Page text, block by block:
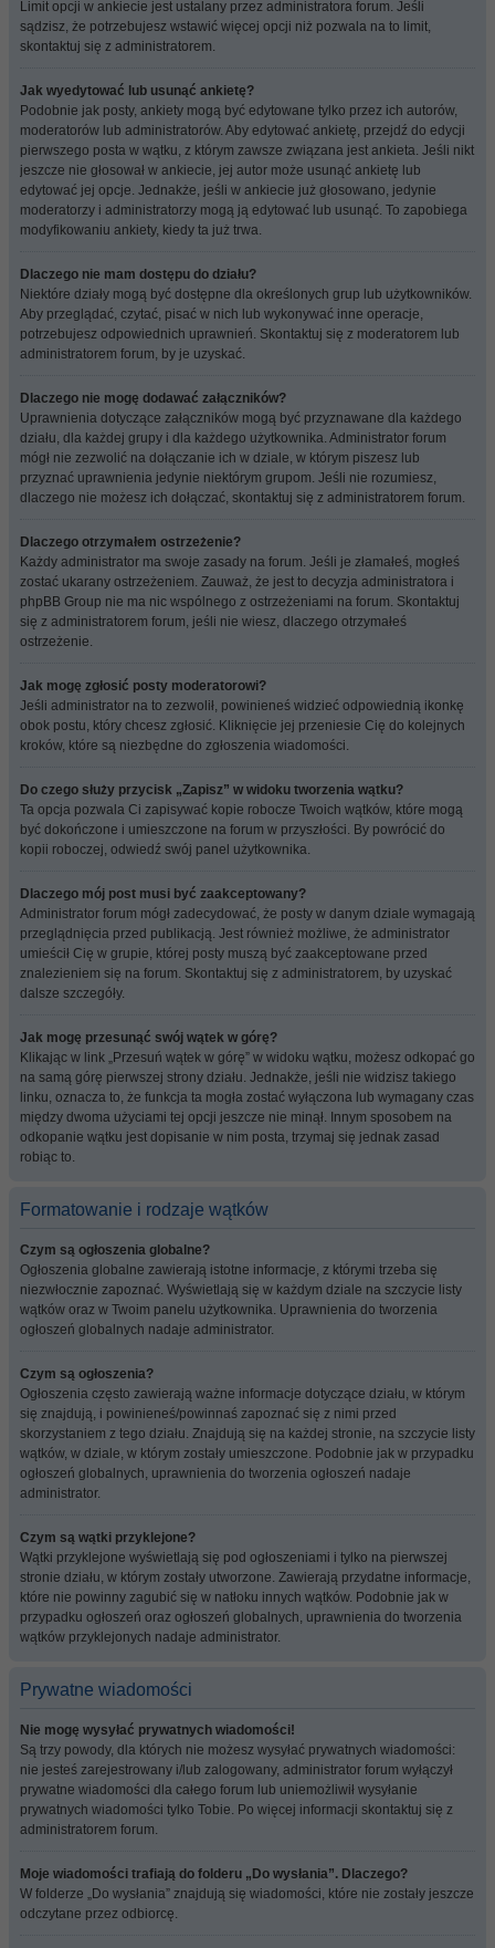
Limit opcji w ankiecie jest ustalany przez administratora forum. Jeśli
sądzisz, że potrzebujesz wstawić więcej opcji niż pozwala na to limit,
skontaktuj się z administratorem.
Jak wyedytować lub usunąć ankietę?
Podobnie jak posty, ankiety mogą być edytowane tylko przez ich autorów,
moderatorów lub administratorów. Aby edytować ankietę, przejdź do edycji
pierwszego posta w wątku, z którym zawsze związana jest ankieta. Jeśli nikt
jeszcze nie głosował w ankiecie, jej autor może usunąć ankietę lub
edytować jej opcje. Jednakże, jeśli w ankiecie już głosowano, jedynie
moderatorzy i administratorzy mogą ją edytować lub usunąć. To zapobiega
modyfikowaniu ankiety, kiedy ta już trwa.
Dlaczego nie mam dostępu do działu?
Niektóre działy mogą być dostępne dla określonych grup lub użytkowników.
Aby przeglądać, czytać, pisać w nich lub wykonywać inne operacje,
potrzebujesz odpowiednich uprawnień. Skontaktuj się z moderatorem lub
administratorem forum, by je uzyskać.
Dlaczego nie mogę dodawać załączników?
Uprawnienia dotyczące załączników mogą być przyznawane dla każdego
działu, dla każdej grupy i dla każdego użytkownika. Administrator forum
mógł nie zezwolić na dołączanie ich w dziale, w którym piszesz lub
przyznać uprawnienia jedynie niektórym grupom. Jeśli nie rozumiesz,
dlaczego nie możesz ich dołączać, skontaktuj się z administratorem forum.
Dlaczego otrzymałem ostrzeżenie?
Każdy administrator ma swoje zasady na forum. Jeśli je złamałeś, mogłeś
zostać ukarany ostrzeżeniem. Zauważ, że jest to decyzja administratora i
phpBB Group nie ma nic wspólnego z ostrzeżeniami na forum. Skontaktuj
się z administratorem forum, jeśli nie wiesz, dlaczego otrzymałeś
ostrzeżenie.
Jak mogę zgłosić posty moderatorowi?
Jeśli administrator na to zezwolił, powinieneś widzieć odpowiednią ikonkę
obok postu, który chcesz zgłosić. Kliknięcie jej przeniesie Cię do kolejnych
kroków, które są niezbędne do zgłoszenia wiadomości.
Do czego służy przycisk „Zapisz” w widoku tworzenia wątku?
Ta opcja pozwala Ci zapisywać kopie robocze Twoich wątków, które mogą
być dokończone i umieszczone na forum w przyszłości. By powrócić do
kopii roboczej, odwiedź swój panel użytkownika.
Dlaczego mój post musi być zaakceptowany?
Administrator forum mógł zadecydować, że posty w danym dziale wymagają
przeglądnięcia przed publikacją. Jest również możliwe, że administrator
umieścił Cię w grupie, której posty muszą być zaakceptowane przed
znalezieniem się na forum. Skontaktuj się z administratorem, by uzyskać
dalsze szczegóły.
Jak mogę przesunąć swój wątek w górę?
Klikając w link „Przesuń wątek w górę” w widoku wątku, możesz odkopać go
na samą górę pierwszej strony działu. Jednakże, jeśli nie widzisz takiego
linku, oznacza to, że funkcja ta mogła zostać wyłączona lub wymagany czas
między dwoma użyciami tej opcji jeszcze nie minął. Innym sposobem na
odkopanie wątku jest dopisanie w nim posta, trzymaj się jednak zasad
robiąc to.
Formatowanie i rodzaje wątków
Czym są ogłoszenia globalne?
Ogłoszenia globalne zawierają istotne informacje, z którymi trzeba się
niezwłocznie zapoznać. Wyświetlają się w każdym dziale na szczycie listy
wątków oraz w Twoim panelu użytkownika. Uprawnienia do tworzenia
ogłoszeń globalnych nadaje administrator.
Czym są ogłoszenia?
Ogłoszenia często zawierają ważne informacje dotyczące działu, w którym
się znajdują, i powinieneś/powinnaś zapoznać się z nimi przed
skorzystaniem z tego działu. Znajdują się na każdej stronie, na szczycie listy
wątków, w dziale, w którym zostały umieszczone. Podobnie jak w przypadku
ogłoszeń globalnych, uprawnienia do tworzenia ogłoszeń nadaje
administrator.
Czym są wątki przyklejone?
Wątki przyklejone wyświetlają się pod ogłoszeniami i tylko na pierwszej
stronie działu, w którym zostały utworzone. Zawierają przydatne informacje,
które nie powinny zagubić się w natłoku innych wątków. Podobnie jak w
przypadku ogłoszeń oraz ogłoszeń globalnych, uprawnienia do tworzenia
wątków przyklejonych nadaje administrator.
Prywatne wiadomości
Nie mogę wysyłać prywatnych wiadomości!
Są trzy powody, dla których nie możesz wysyłać prywatnych wiadomości:
nie jesteś zarejestrowany i/lub zalogowany, administrator forum wyłączył
prywatne wiadomości dla całego forum lub uniemożliwił wysyłanie
prywatnych wiadomości tylko Tobie. Po więcej informacji skontaktuj się z
administratorem forum.
Moje wiadomości trafiają do folderu „Do wysłania”. Dlaczego?
W folderze „Do wysłania” znajdują się wiadomości, które nie zostały jeszcze
odczytane przez odbiorcę.